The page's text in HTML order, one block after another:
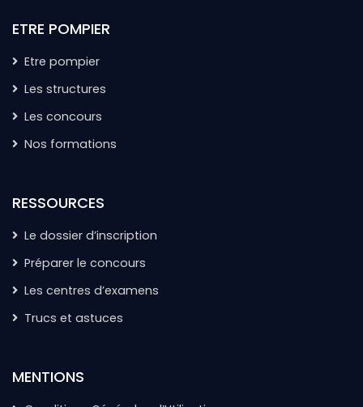
ETRE POMPIER
Etre pompier
Les structures
Les concours
Nos formations
RESSOURCES
Le dossier d’inscription
Préparer le concours
Les centres d’examens
Trucs et astuces
MENTIONS